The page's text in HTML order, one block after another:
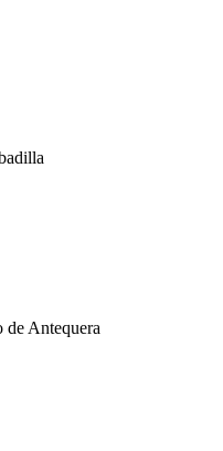
de Antequera